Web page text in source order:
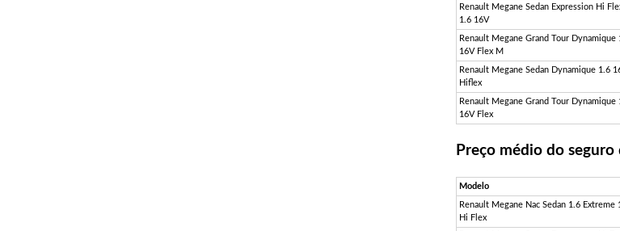
Renault Megane Sedan Expression Hi
1.6 16V
Renault Megane Grand Tour Dynamique
16V Flex M
Renault Megane Sedan Dynamique 1.6
Hiflex
Renault Megane Grand Tour Dynamique
16V Flex
Preço médio do
Modelo
Renault Megane Nac Sedan 1.6 Extreme
Hi Flex